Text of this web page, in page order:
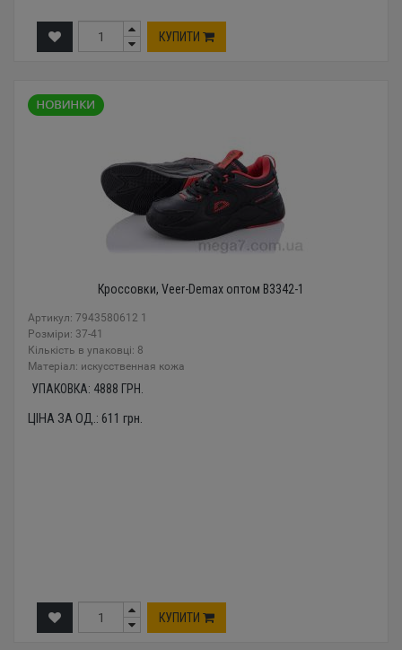
КУПИТИ
Кроссовки, Veer-Demax оптом B3342-1
Артикул: 7943580612 1
Розміри: 37-41
Кількість в упаковці: 8
Mатеріал: искусственная кожа
УПАКОВКА: 4888 ГРН.
ЦІНА ЗА ОД.: 611 грн.
КУПИТИ